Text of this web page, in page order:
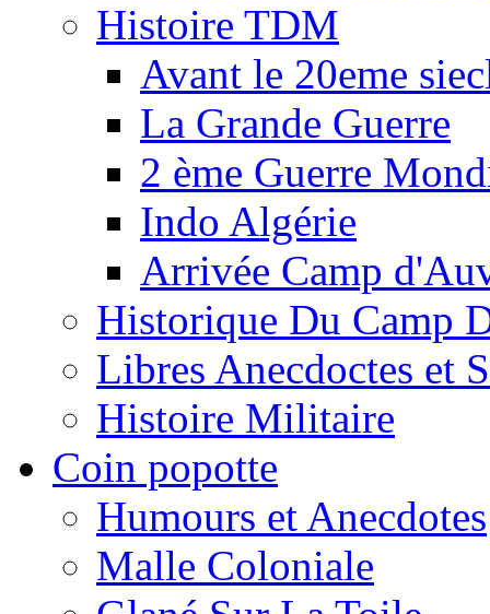
Histoire TDM
Avant le 20eme
La Grande Guerre
2 ème Guerre
Indo Algérie
Arrivée Camp
Historique Du Camp
Libres Anecdoctes et
Histoire Militaire
Coin popotte
Humours et Anecdotes
Malle Coloniale